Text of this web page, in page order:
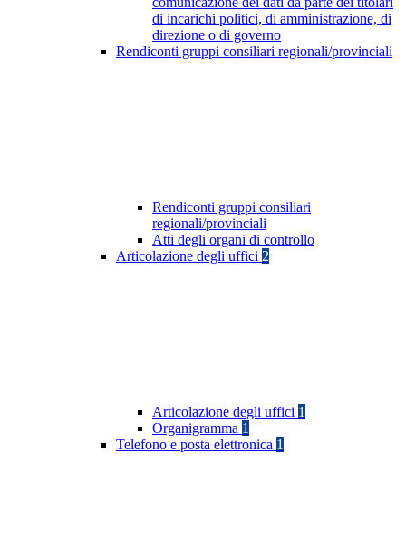
di incarichi politici, di amministrazione, di
direzione o di governo
Rendiconti gruppi consiliari regionali/provinciali
Rendiconti gruppi consiliari
regionali/provinciali
Atti degli organi di controllo
Articolazione degli uffici 2
Articolazione degli uffici 1
Organigramma 1
Telefono e posta elettronica 1